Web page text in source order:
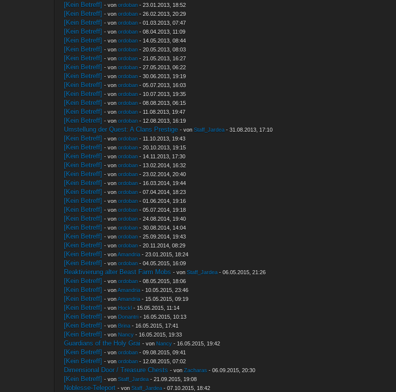
[Kein Betreff] - vonordoban - 23.01.2013, 18:52
[Kein Betreff] - vonordoban - 26.02.2013, 20:29
[Kein Betreff] - vonordoban - 01.03.2013, 07:47
[Kein Betreff] - vonordoban - 08.04.2013, 11:09
[Kein Betreff] - vonordoban - 14.05.2013, 08:44
[Kein Betreff] - vonordoban - 20.05.2013, 08:03
[Kein Betreff] - vonordoban - 21.05.2013, 16:27
[Kein Betreff] - vonordoban - 27.05.2013, 06:22
[Kein Betreff] - vonordoban - 30.06.2013, 19:19
[Kein Betreff] - vonordoban - 05.07.2013, 16:03
[Kein Betreff] - vonordoban - 10.07.2013, 19:35
[Kein Betreff] - vonordoban - 08.08.2013, 06:15
[Kein Betreff] - vonordoban - 11.08.2013, 19:47
[Kein Betreff] - vonordoban - 12.08.2013, 16:19
Umstellung der Quest: A Clans Prestige - vonStaff_Jardea - 31.08.2013, 17:10
[Kein Betreff] - vonordoban - 11.10.2013, 19:43
[Kein Betreff] - vonordoban - 20.10.2013, 19:15
[Kein Betreff] - vonordoban - 14.11.2013, 17:30
[Kein Betreff] - vonordoban - 13.02.2014, 16:32
[Kein Betreff] - vonordoban - 23.02.2014, 20:40
[Kein Betreff] - vonordoban - 16.03.2014, 19:44
[Kein Betreff] - vonordoban - 07.04.2014, 18:23
[Kein Betreff] - vonordoban - 01.06.2014, 19:16
[Kein Betreff] - vonordoban - 05.07.2014, 19:18
[Kein Betreff] - vonordoban - 24.08.2014, 19:40
[Kein Betreff] - vonordoban - 30.08.2014, 14:04
[Kein Betreff] - vonordoban - 25.09.2014, 19:43
[Kein Betreff] - vonordoban - 20.11.2014, 08:29
[Kein Betreff] - vonAmandria - 23.01.2015, 18:24
[Kein Betreff] - vonordoban - 04.05.2015, 16:09
Reaktivierung alter Beast Farm Mobs - vonStaff_Jardea - 06.05.2015, 21:26
[Kein Betreff] - vonordoban - 08.05.2015, 18:06
[Kein Betreff] - vonAmandria - 10.05.2015, 23:46
[Kein Betreff] - vonAmandria - 15.05.2015, 09:19
[Kein Betreff] - von Hockl - 15.05.2015, 11:14
[Kein Betreff] - von Donantri - 16.05.2015, 10:13
[Kein Betreff] - von Brina - 16.05.2015, 17:41
[Kein Betreff] - von Nancy - 16.05.2015, 19:33
Guardians of the Holy Grai - von Nancy - 16.05.2015, 19:42
[Kein Betreff] - vonordoban - 09.08.2015, 09:41
[Kein Betreff] - vonordoban - 12.08.2015, 07:02
Dimensional Door / Treasure Chests - vonZacharas - 06.09.2015, 20:30
[Kein Betreff] - vonStaff_Jardea - 21.09.2015, 19:08
Noblesse-Teleport - vonStaff_Jardea - 07.10.2015, 18:42